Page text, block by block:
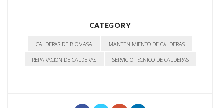
CATEGORY
CALDERAS DE BIOMASA MANTENIMIENTO DE CALDERAS
REPARACION DE CALDERAS SERVICIO TECNICO DE CALDERAS